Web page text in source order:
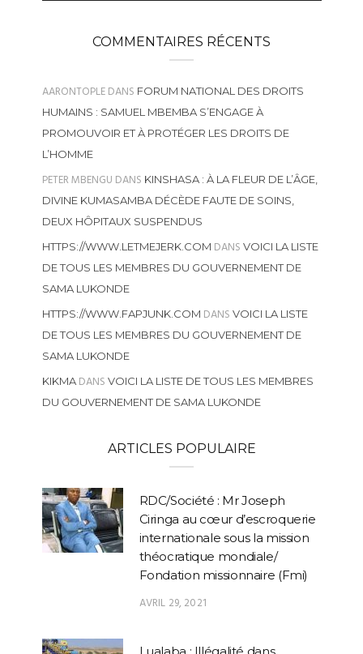
COMMENTAIRES RÉCENTS
AARONTOPLEDANS FORUM NATIONAL DES DROITS
HUMAINS : SAMUEL MBEMBA S’ENGAGE À
PROMOUVOIR ET À PROTÉGER LES DROITS DE
L’HOMME
PETER MBENGU DANS KINSHASA : À LA FLEUR DE L’ÂGE,
DIVINE KUMASAMBA DÉCÈDE FAUTE DE SOINS,
DEUX HÔPITAUX SUSPENDUS
HTTPS://WWW.LETMEJERK.COM DANS VOICI LA LISTE
DE TOUS LES MEMBRES DU GOUVERNEMENT DE
SAMA LUKONDE
HTTPS://WWW.FAPJUNK.COM DANS VOICI LA LISTE
DE TOUS LES MEMBRES DU GOUVERNEMENT DE
SAMA LUKONDE
KIKMADANS VOICI LA LISTE DE TOUS LES MEMBRES
DU GOUVERNEMENT DE SAMA LUKONDE
ARTICLES POPULAIRE
RDC/Société : Mr Joseph
Ciringa au cœur d’escroquerie
internationale sous la mission
théocratique mondiale/
Fondation missionnaire (Fmi)
AVRIL 29, 2021